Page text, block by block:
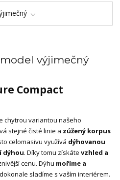
výjimečný
Compact
chytrou variantou našeho
stejné čisté linie a zúžený korpus
celomasivu využívá dýhovanou
dýhou. Díky tomu získáte vzhled a
cenu. Dýhu moříme a
sladíme s vaším interiérem.